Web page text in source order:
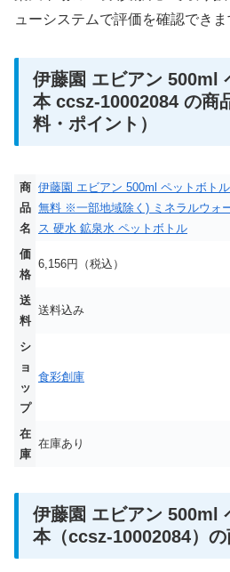
ューシステムで評価を確認できま
伊藤園 エビアン 500ml
本 ccsz-10002084 の商
料・ポイント）
商
品
名
伊藤園 エビアン 500ml ペットボト
無料 ※一部地域除く) ミネラルウォ
ス 硬水 鉱泉水 ペットボトル
価
格
6,156円（税込）
送
料
送料込み
シ
ョ
ッ
プ
食彩創庫
在
庫
在庫あり
伊藤園 エビアン 500ml
本（ccsz-10002084）